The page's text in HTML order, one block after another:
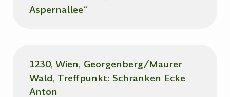
Aspernallee“
1230, Wien, Georgenberg/Maurer
Wald, Treffpunkt: Schranken Ecke
Anton